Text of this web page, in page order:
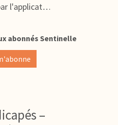
l'applicat…
abonnés Sentinelle
–